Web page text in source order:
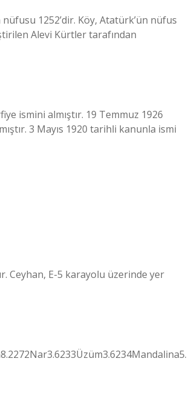
1252’dir. Köy, Atatürk’ün nüfus
Alevi Kürtler tarafından
ismini almıştır. 19 Temmuz 1926
3 Mayıs 1920 tarihli kanunla ismi
Ceyhan, E-5 karayolu üzerinde yer